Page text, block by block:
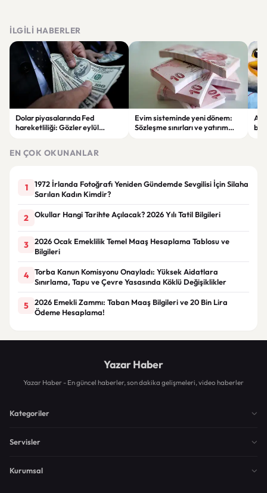
İLGILI HABERLER
Dolar piyasalarında Fed
hareketliliği: Gözler eylül
Evim sisteminde yeni dönem:
Sözleşme sınırları ve yatırım
EN ÇOK OKUNANLAR
1
1972 İrlanda Fotoğrafı Yeniden Gündemde Sevgilisi İçin Silaha
Sarılan Kadın Kimdir?
2 Okullar Hangi Tarihte Açılacak? 2026 Yılı Tatil Bilgileri
3
2026 Ocak Emeklilik Temel Maaş Hesaplama Tablosu ve
Bilgileri
4
Torba Kanun Komisyonu Onayladı: Yüksek Aidatlara
Sınırlama, Tapu ve Çevre Yasasında Köklü Değişiklikler
5
2026 Emekli Zammı: Taban Maaş Bilgileri ve 20 Bin Lira
Ödeme Hesaplama!
Yazar Haber
Yazar Haber - En güncel haberler, son dakika gelişmeleri, video haberler
Kategoriler
Servisler
Kurumsal